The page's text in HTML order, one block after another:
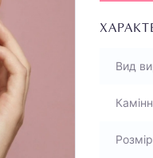
Вид